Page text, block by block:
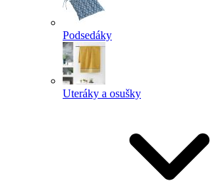
Podsedáky
Uteráky a osušky